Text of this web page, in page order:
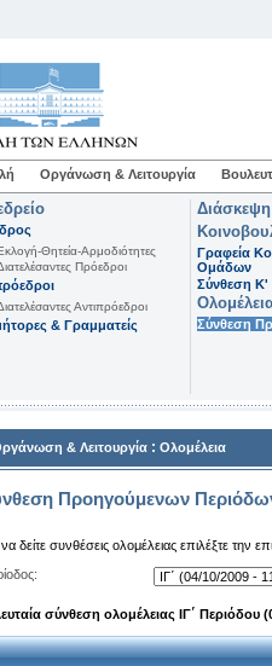
Οργάνωση & Λειτουργία
Θητεία-Αρμοδιότητες
Πρόεδροι
Αντιπρόεδροι
& Γραμματείς
Γραφεία
Ομάδων
Σύνθεση K'
Σύνθεση
& Λειτουργία : Ολομέλεια
Προηγούμενων
να δείτε συνθέσεις ολομέλειας επιλέξτε την
σύνθεση ολομέλειας ΙΓ΄ Περιόδου